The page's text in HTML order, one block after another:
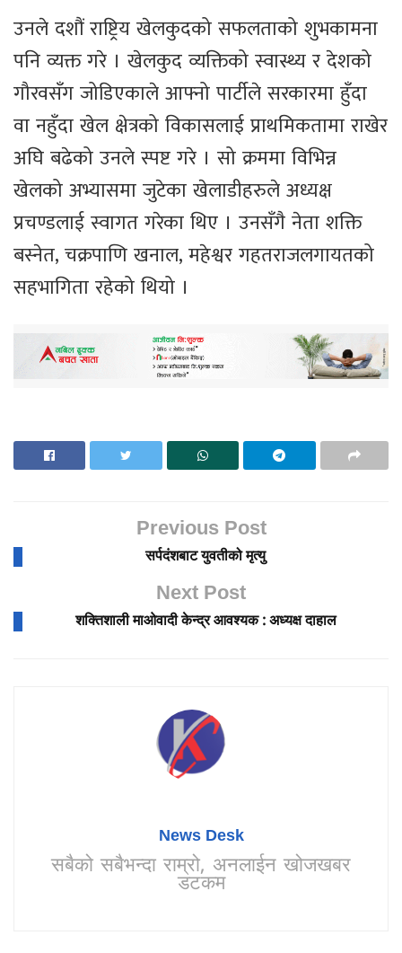
उनले दशौं राष्ट्रिय खेलकुदको सफलताको शुभकामना
पनि व्यक्त गरे । खेलकुद व्यक्तिको स्वास्थ्य र देशको
गौरवसँग जोडिएकाले आफ्नो पार्टीले सरकारमा हुँदा
वा नहुँदा खेल क्षेत्रको विकासलाई प्राथमिकतामा राखेर
अघि बढेको उनले स्पष्ट गरे । सो क्रममा विभिन्न
खेलको अभ्यासमा जुटेका खेलाडीहरुले अध्यक्ष
प्रचण्डलाई स्वागत गरेका थिए । उनसँगै नेता शक्ति
बस्नेत, चक्रपाणि खनाल, महेश्वर गहतराजलगायतको
सहभागिता रहेको थियो ।
Previous Post
सर्पदंशबाट युवतीको मृत्यु
Next Post
शक्तिशाली माओवादी केन्द्र आवश्यक : अध्यक्ष दाहाल
News Desk
सबैको सबैभन्दा राम्रो, अनलाईन खोजखबर
डटकम